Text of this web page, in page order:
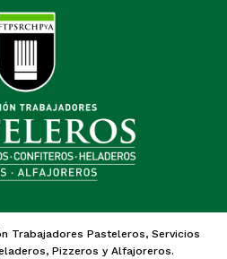
Trabajadores Pasteleros, Servicios
Pizzeros y Alfajoreros.